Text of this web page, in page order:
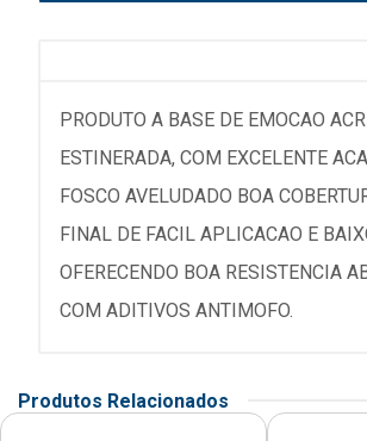
PRODUTO A BASE DE EMOCAO
ESTINERADA, COM EXCELENTE
FOSCO AVELUDADO BOA
FINAL DE FACIL APLICACAO E
OFERECENDO BOA RESISTENCIA
COM ADITIVOS ANTIMOFO.
Produtos Relacionados